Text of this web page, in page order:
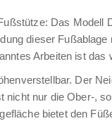
Das Modell
dieser
Arbeiten ist das
Der
nicht nur die Ober-,
bietet den